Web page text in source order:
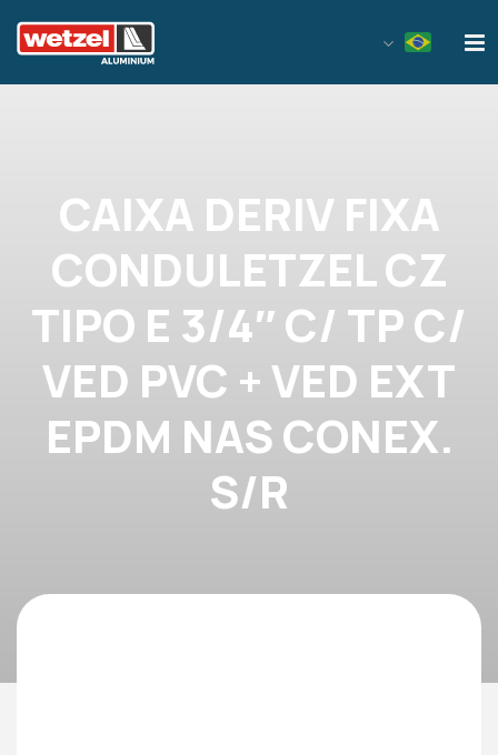
CAIXA DERIV FIXA
CONDULETZEL CZ
TIPO E 3/4″ C/ TP C/
VED PVC + VED EXT
EPDM NAS CONEX.
S/R